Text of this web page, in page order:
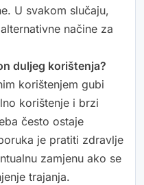
U svakom slučaju,
načine za
duljeg korištenja?
korištenjem gubi
korištenje i brzi
često ostaje
je pratiti zdravlje
zamjenu ako se
trajanja.